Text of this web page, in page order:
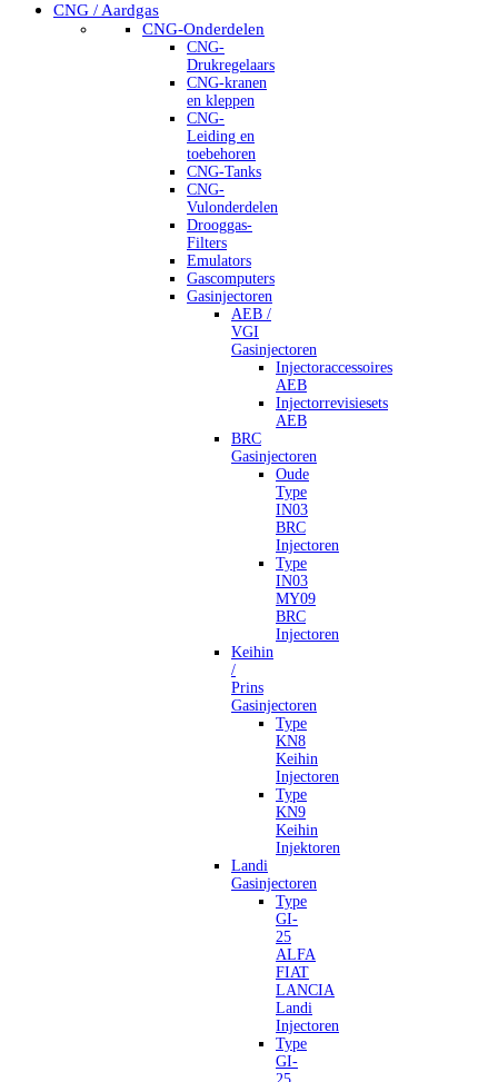
CNG / Aardgas
CNG-Onderdelen
CNG-
Drukregelaars
CNG-kranen
en kleppen
CNG-
Leiding en
toebehoren
CNG-Tanks
CNG-
Vulonderdelen
Drooggas-
Filters
Emulators
Gascomputers
Gasinjectoren
AEB /
VGI
Gasinjectoren
Injectoraccessoires
AEB
Injectorrevisiesets
AEB
BRC
Gasinjectoren
Oude
Type
IN03
BRC
Injectoren
Type
IN03
MY09
BRC
Injectoren
Keihin
/
Prins
Gasinjectoren
Type
KN8
Keihin
Injectoren
Type
KN9
Keihin
Injektoren
Landi
Gasinjectoren
Type
GI-
25
ALFA
FIAT
LANCIA
Landi
Injectoren
Type
GI-